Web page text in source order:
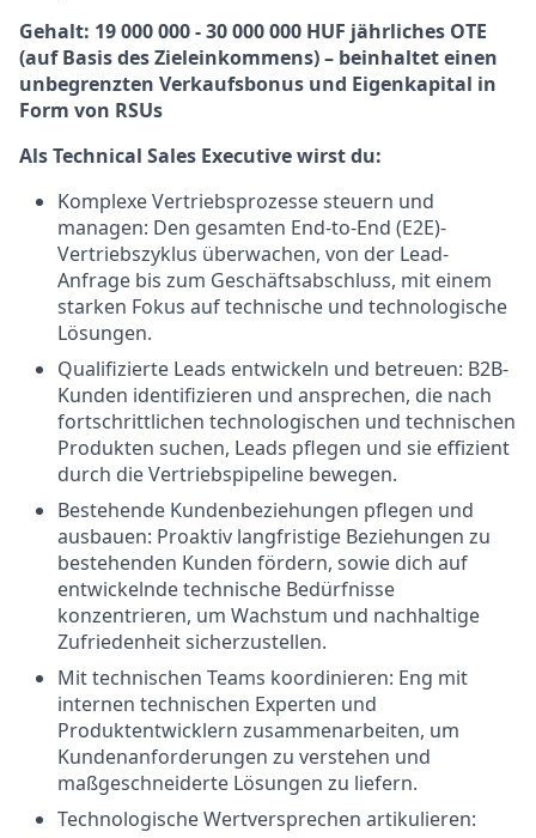
Gehalt: 19 000 000 - 30 000 000 HUF jährliches OTE
(auf Basis des Zieleinkommens) – beinhaltet einen
unbegrenzten Verkaufsbonus und Eigenkapital in
Form von RSUs
Als Technical Sales Executive wirst du:
Komplexe Vertriebsprozesse steuern und
managen: Den gesamten End-to-End (E2E)-
Vertriebszyklus überwachen, von der Lead-
Anfrage bis zum Geschäftsabschluss, mit einem
starken Fokus auf technische und technologische
Lösungen.
Qualifizierte Leads entwickeln und betreuen: B2B-
Kunden identifizieren und ansprechen, die nach
fortschrittlichen technologischen und technischen
Produkten suchen, Leads pflegen und sie effizient
durch die Vertriebspipeline bewegen.
Bestehende Kundenbeziehungen pflegen und
ausbauen: Proaktiv langfristige Beziehungen zu
bestehenden Kunden fördern, sowie dich auf
entwickelnde technische Bedürfnisse
konzentrieren, um Wachstum und nachhaltige
Zufriedenheit sicherzustellen.
Mit technischen Teams koordinieren: Eng mit
internen technischen Experten und
Produktentwicklern zusammenarbeiten, um
Kundenanforderungen zu verstehen und
maßgeschneiderte Lösungen zu liefern.
Technologische Wertversprechen artikulieren: